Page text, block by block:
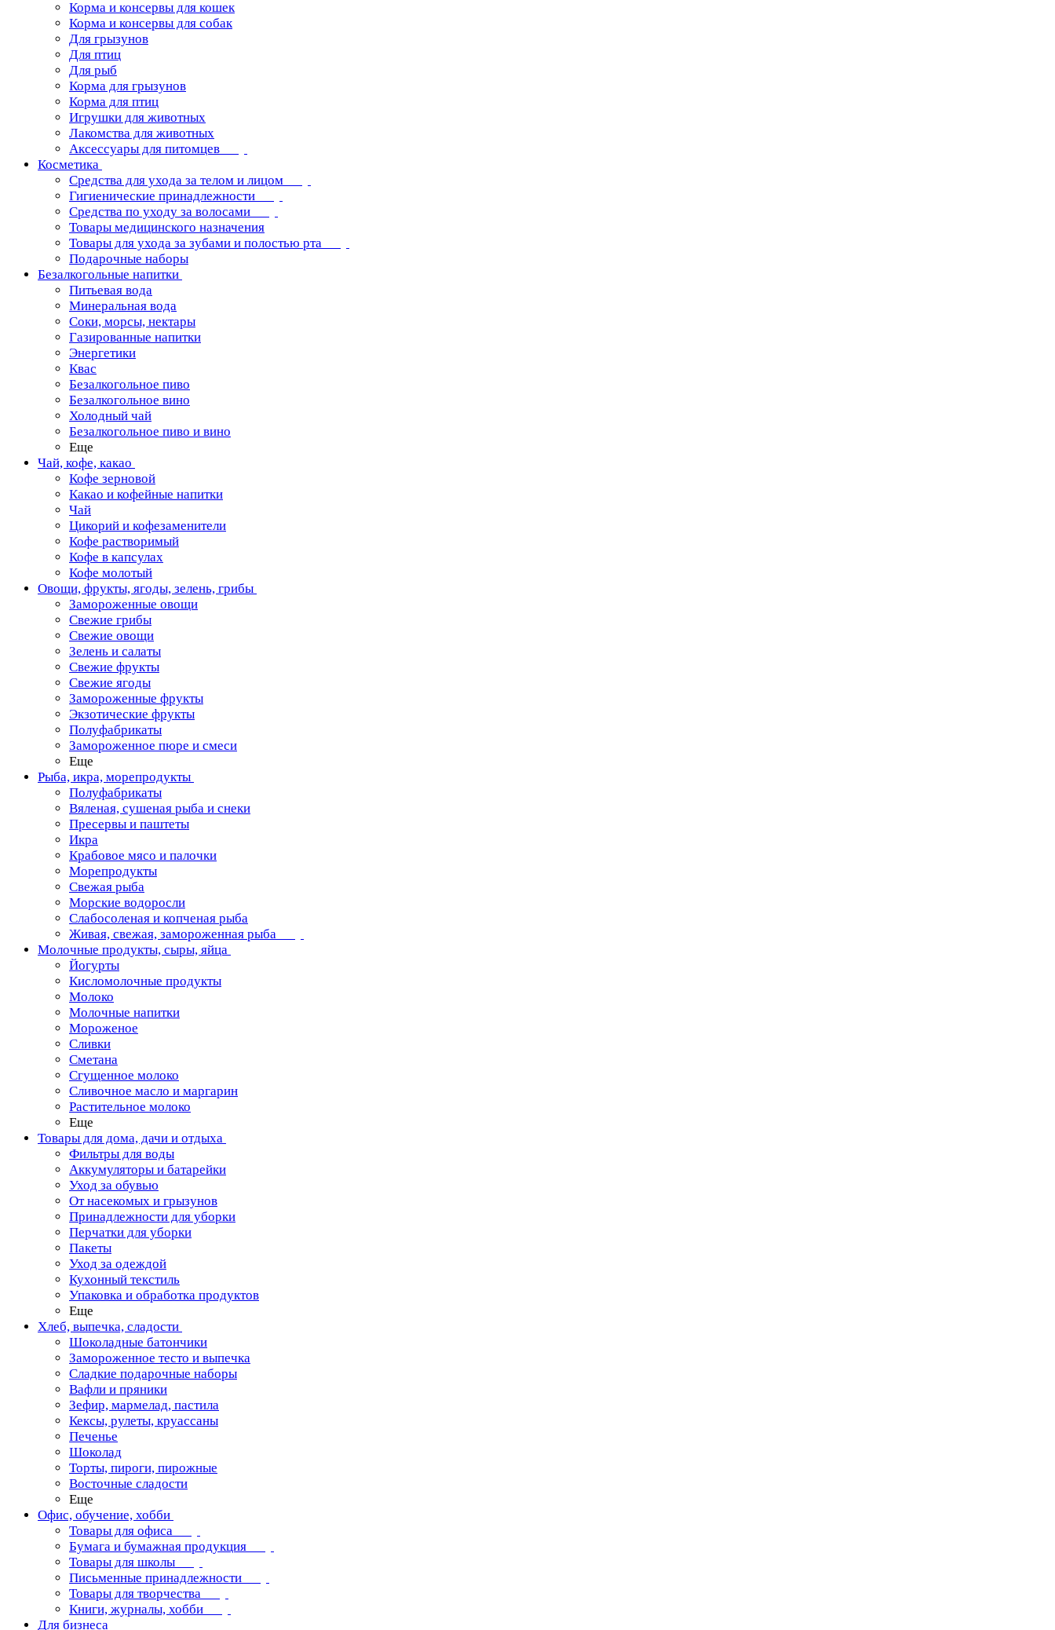
Корма и консервы для кошек
Корма и консервы для собак
Для грызунов
Для птиц
Для рыб
Корма для грызунов
Корма для птиц
Игрушки для животных
Лакомства для животных
Аксессуары для питомцев
Косметика
Средства для ухода за телом и лицом
Гигиенические принадлежности
Средства по уходу за волосами
Товары медицинского назначения
Товары для ухода за зубами и полостью рта
Подарочные наборы
Безалкогольные напитки
Питьевая вода
Минеральная вода
Соки, морсы, нектары
Газированные напитки
Энергетики
Квас
Безалкогольное пиво
Безалкогольное вино
Холодный чай
Безалкогольное пиво и вино
Еще
Чай, кофе, какао
Кофе зерновой
Какао и кофейные напитки
Чай
Цикорий и кофезаменители
Кофе растворимый
Кофе в капсулах
Кофе молотый
Овощи, фрукты, ягоды, зелень, грибы
Замороженные овощи
Свежие грибы
Свежие овощи
Зелень и салаты
Свежие фрукты
Свежие ягоды
Замороженные фрукты
Экзотические фрукты
Полуфабрикаты
Замороженное пюре и смеси
Еще
Рыба, икра, морепродукты
Полуфабрикаты
Вяленая, сушеная рыба и снеки
Пресервы и паштеты
Икра
Крабовое мясо и палочки
Морепродукты
Свежая рыба
Морские водоросли
Слабосоленая и копченая рыба
Живая, свежая, замороженная рыба
Молочные продукты, сыры, яйца
Йогурты
Кисломолочные продукты
Молоко
Молочные напитки
Мороженое
Сливки
Сметана
Сгущенное молоко
Сливочное масло и маргарин
Растительное молоко
Еще
Товары для дома, дачи и отдыха
Фильтры для воды
Аккумуляторы и батарейки
Уход за обувью
От насекомых и грызунов
Принадлежности для уборки
Перчатки для уборки
Пакеты
Уход за одеждой
Кухонный текстиль
Упаковка и обработка продуктов
Еще
Хлеб, выпечка, сладости
Шоколадные батончики
Замороженное тесто и выпечка
Сладкие подарочные наборы
Вафли и пряники
Зефир, мармелад, пастила
Кексы, рулеты, круассаны
Печенье
Шоколад
Торты, пироги, пирожные
Восточные сладости
Еще
Офис, обучение, хобби
Товары для офиса
Бумага и бумажная продукция
Товары для школы
Письменные принадлежности
Товары для творчества
Книги, журналы, хобби
Для бизнеса